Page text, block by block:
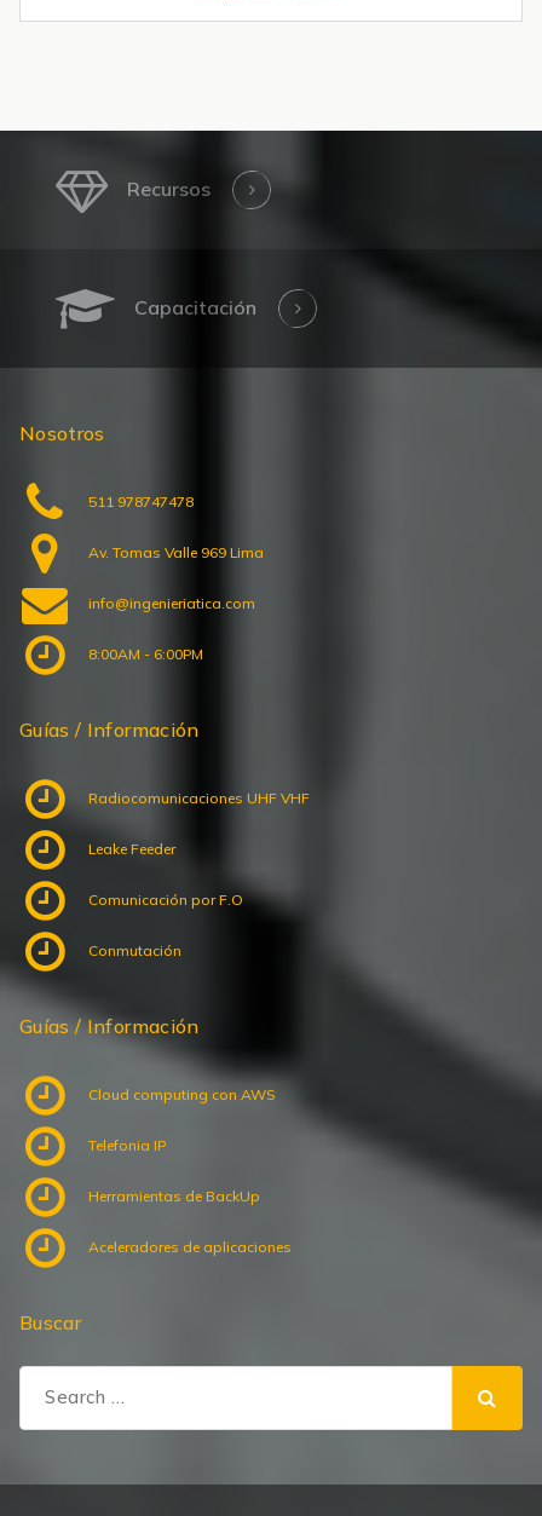
Recursos
Capacitación
Nosotros
511 978747478
Av. Tomas Valle 969 Lima
info@ingenieriatica.com
8:00AM - 6:00PM
Guías / Información
Radiocomunicaciones UHF VHF
Leake Feeder
Comunicación por F.O
Conmutación
Guías / Información
Cloud computing con AWS
Telefonia IP
Herramientas de BackUp
Aceleradores de aplicaciones
Buscar